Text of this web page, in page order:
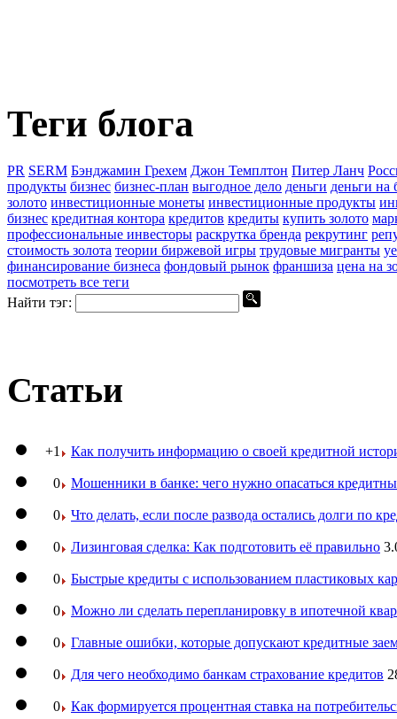
Теги блога
PR SERM Бэнджамин Грехем Джон Темплтон Питер Ланч
продукты бизнес бизнес-план выгодное дело деньги деньги на
золото инвестиционные монеты инвестиционные продукты
бизнес кредитная контора кредитов кредиты купить золото
профессиональные инвесторы раскрутка бренда рекрутинг
стоимость золота теории биржевой игры трудовые мигранты
финансирование бизнеса фондовый рынок франшиза цена на
посмотреть все теги
Найти тэг:
Статьи
+1 Как получить информацию о своей кредитной
0 Мошенники в банке: чего нужно опасаться
0 Что делать, если после развода остались долги по
0 Лизинговая сделка: Как подготовить её правильно
0 Быстрые кредиты с использованием пластиковых
0 Можно ли сделать перепланировку в ипотечной
0 Главные ошибки, которые допускают кредитные
0 Для чего необходимо банкам страхование кредитов
0 Как формируется процентная ставка на